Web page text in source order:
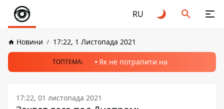
RU
Новини 17:22, 1 Листопада 2021
ТОПТЕМА: Як не потрапити на
17:22, 01 листопада 2021